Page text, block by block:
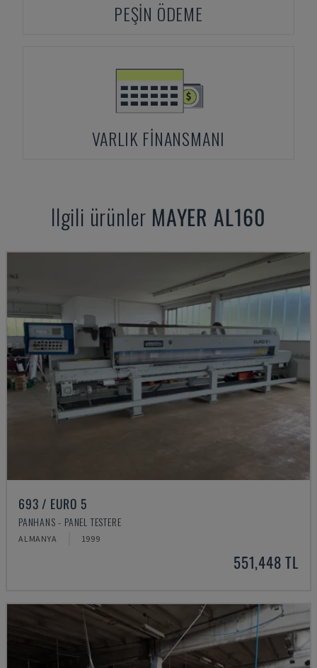
PEŞIN ÖDEME
VARLIK FINANSMANI
Ilgili ürünler MAYER AL160
693 / EURO 5
PANHANS - PANEL TESTERE
ALMANYA 1999
551,448 TL